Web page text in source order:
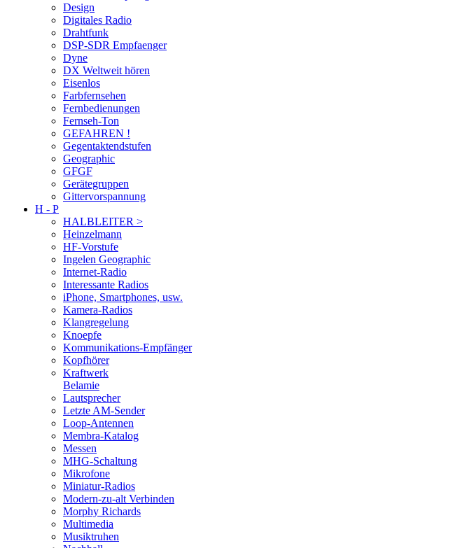
Design
Digitales Radio
Drahtfunk
DSP-SDR Empfaenger
Dyne
DX Weltweit hören
Eisenlos
Farbfernsehen
Fernbedienungen
Fernseh-Ton
GEFAHREN !
Gegentaktendstufen
Geographic
GFGF
Gerätegruppen
Gittervorspannung
H - P
HALBLEITER >
Heinzelmann
HF-Vorstufe
Ingelen Geographic
Internet-Radio
Interessante Radios
iPhone, Smartphones, usw.
Kamera-Radios
Klangregelung
Knoepfe
Kommunikations-Empfänger
Kopfhörer
Kraftwerk
Belamie
Lautsprecher
Letzte AM-Sender
Loop-Antennen
Membra-Katalog
Messen
MHG-Schaltung
Mikrofone
Miniatur-Radios
Modern-zu-alt Verbinden
Morphy Richards
Multimedia
Musiktruhen